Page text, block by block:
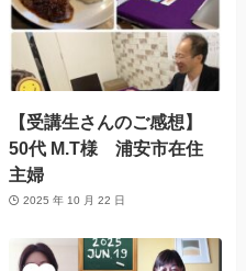
【受講生さんのご感想】
50代 M.T様 浦安市在住
主婦
2025 年 10 月 22 日